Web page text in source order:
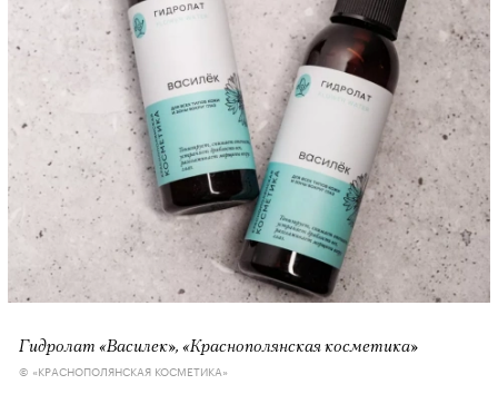
Гидролат «Василек», «Краснополянская косметика»
© «КРАСНОПОЛЯНСКАЯ КОСМЕТИКА»